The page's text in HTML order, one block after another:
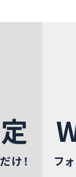
け！ フ